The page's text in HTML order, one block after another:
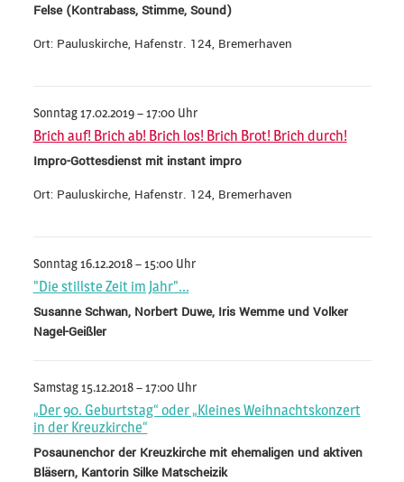
Felse (Kontrabass, Stimme, Sound)
Ort: Pauluskirche, Hafenstr. 124, Bremerhaven
Sonntag 17.02.2019 – 17:00 Uhr
Brich auf! Brich ab! Brich los! Brich Brot! Brich durch!
Impro-Gottesdienst mit instant impro
Ort: Pauluskirche, Hafenstr. 124, Bremerhaven
Sonntag 16.12.2018 – 15:00 Uhr
"Die stillste Zeit im Jahr"...
Susanne Schwan, Norbert Duwe, Iris Wemme und Volker
Nagel-Geißler
Samstag 15.12.2018 – 17:00 Uhr
„Der 90. Geburtstag“ oder „Kleines Weihnachtskonzert
in der Kreuzkirche“
Posaunenchor der Kreuzkirche mit ehemaligen und aktiven
Bläsern, Kantorin Silke Matscheizik